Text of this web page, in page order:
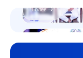
Более →